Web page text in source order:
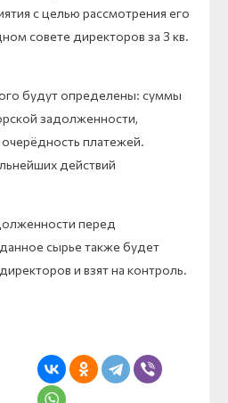
с целью рассмотрения его
совете директоров за 3 кв.
будут определены: суммы
задолженности,
платежей.
действий
перед
сырье также будет
и взят на контроль.